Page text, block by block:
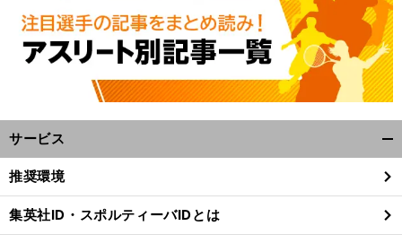
。
前
サービス
閉
る
推奨環境
集英社ID・スポルティーバIDとは